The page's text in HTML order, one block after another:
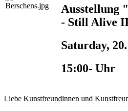
Ausstellung
- Still Alive
Saturday,
15:00- Uhr
Liebe Kunstfreundinnen und